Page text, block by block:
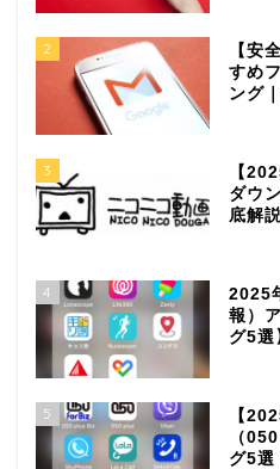
2
【安
すめ
ング
3
【
ダウ
底解説
4
2025
報）
グ5選
5
【
（
グ5選